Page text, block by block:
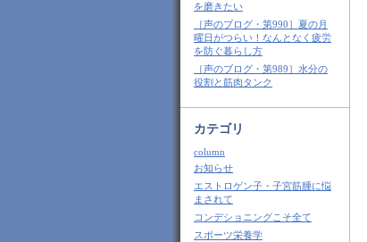
を磨きたい
［声のブログ・第990］夏の月
曜日がつらい！なんとなく疲労
を防ぐ暮らし方
［声のブログ・第989］水分の
役割と筋肉タンク
カテゴリ
column
お知らせ
エストロゲン子・子宮筋腫に悩
まされて
コンデショニングこそ全て
スポーツ栄養学